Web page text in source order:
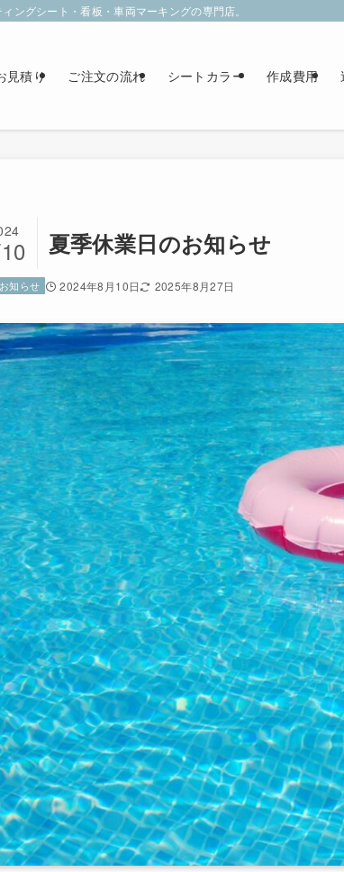
ングシート・看板・車両マーキングの専門店。
見積り ご注文の流れ シートカラー 作成費用
夏季休業日のお知らせ
お知らせ 2024年8月10日 2025年8月27日